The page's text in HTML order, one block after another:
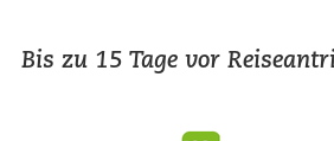
Bis zu 15 Tage vor